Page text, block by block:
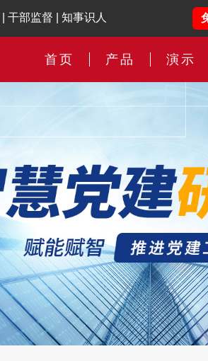
干部监督 知事识人
首页 产品 演示